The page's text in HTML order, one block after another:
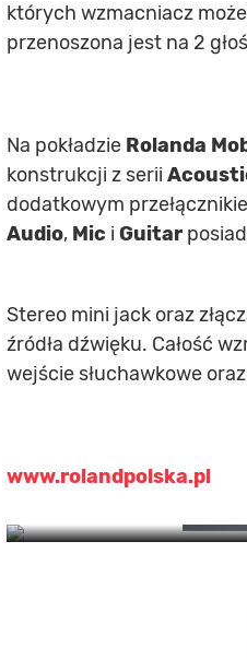
których wzmacniacz
przenoszona jest na 2
Na pokładzie Rolanda
konstrukcji z serii
dodatkowym
Audio, Mic i Guitar
Stereo mini jack oraz
źródła dźwięku. Całość
wejście słuchawkowe
www.rolandpolska.pl